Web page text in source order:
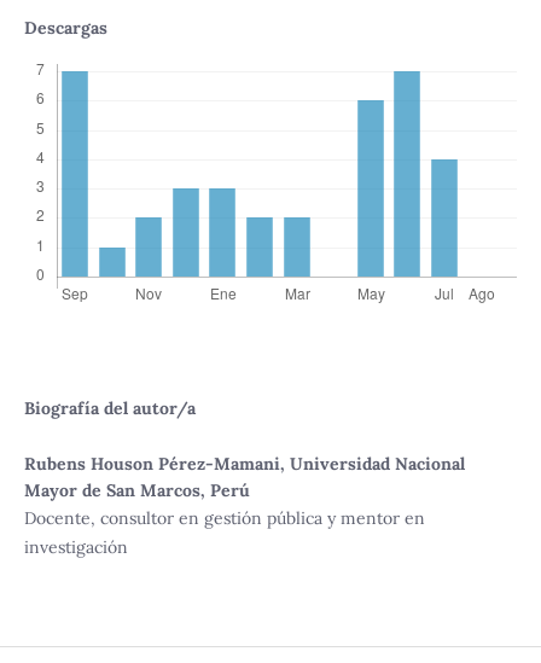
Descargas
Biografía del autor/a
Rubens Houson Pérez-Mamani, Universidad Nacional
Mayor de San Marcos, Perú
Docente, consultor en gestión pública y mentor en
investigación